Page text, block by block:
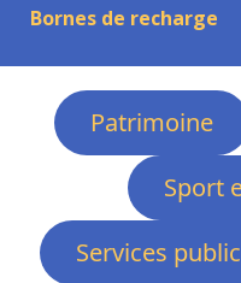
Bornes de recharge
Patrimoine
Sport
Services